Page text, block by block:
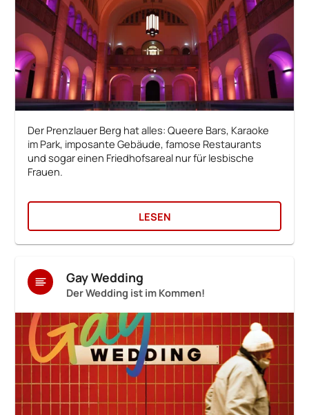
Der Prenzlauer Berg hat alles: Queere Bars, Karaoke
im Park, imposante Gebäude, famose Restaurants
und sogar einen Friedhofsareal nur für lesbische
Frauen.
LESEN
Gay Wedding
Der Wedding ist im Kommen!